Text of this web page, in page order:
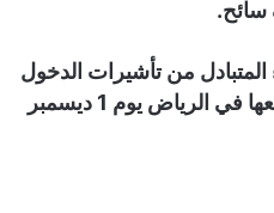
المتبادل من تأشيرات الدخول
بين روسيا والسعودية تم توقيعها في الرياض يوم 1 ديسمبر